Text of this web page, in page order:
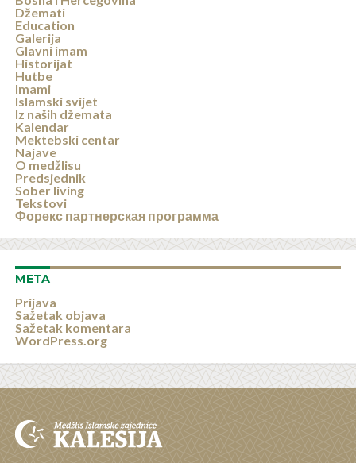
Džemati
Education
Galerija
Glavni imam
Historijat
Hutbe
Imami
Islamski svijet
Iz naših džemata
Kalendar
Mektebski centar
Najave
O medžlisu
Predsjednik
Sober living
Tekstovi
Форекс партнерская программа
META
Prijava
Sažetak objava
Sažetak komentara
WordPress.org